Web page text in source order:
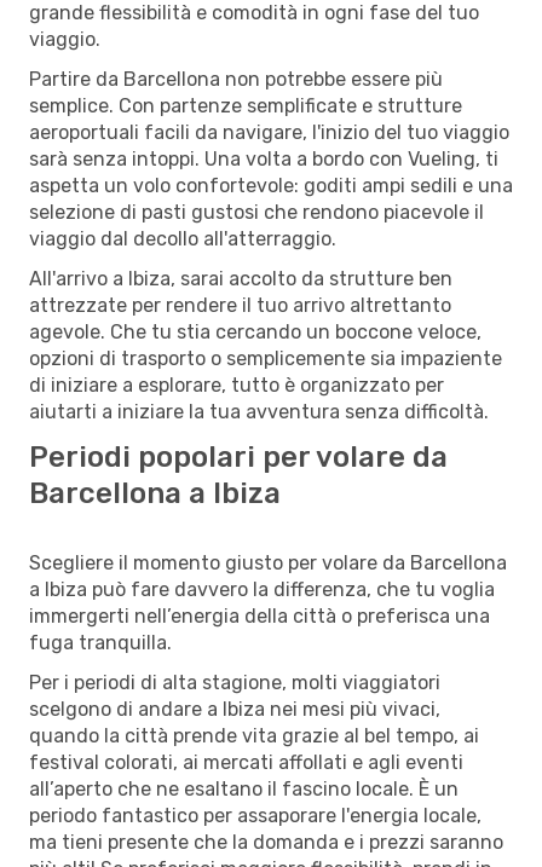
grande flessibilità e comodità in ogni fase del tuo
viaggio.
Partire da Barcellona non potrebbe essere più
semplice. Con partenze semplificate e strutture
aeroportuali facili da navigare, l'inizio del tuo viaggio
sarà senza intoppi. Una volta a bordo con Vueling, ti
aspetta un volo confortevole: goditi ampi sedili e una
selezione di pasti gustosi che rendono piacevole il
viaggio dal decollo all'atterraggio.
All'arrivo a Ibiza, sarai accolto da strutture ben
attrezzate per rendere il tuo arrivo altrettanto
agevole. Che tu stia cercando un boccone veloce,
opzioni di trasporto o semplicemente sia impaziente
di iniziare a esplorare, tutto è organizzato per
aiutarti a iniziare la tua avventura senza difficoltà.
Periodi popolari per volare da
Barcellona a Ibiza
Scegliere il momento giusto per volare da Barcellona
a Ibiza può fare davvero la differenza, che tu voglia
immergerti nell’energia della città o preferisca una
fuga tranquilla.
Per i periodi di alta stagione, molti viaggiatori
scelgono di andare a Ibiza nei mesi più vivaci,
quando la città prende vita grazie al bel tempo, ai
festival colorati, ai mercati affollati e agli eventi
all’aperto che ne esaltano il fascino locale. È un
periodo fantastico per assaporare l'energia locale,
ma tieni presente che la domanda e i prezzi saranno